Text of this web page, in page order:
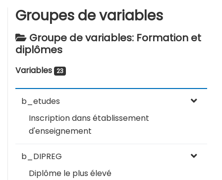
Groupes de variables
Groupe de variables: Formation et
diplômes
Variables 23
b_etudes
Inscription dans établissement
d'enseignement
b_DIPREG
Diplôme le plus élevé